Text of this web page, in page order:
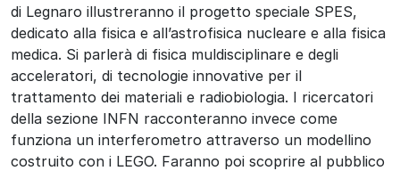
di Legnaro illustreranno il progetto speciale SPES,
dedicato alla fisica e all’astrofisica nucleare e alla fisica
medica. Si parlerà di fisica muldisciplinare e degli
acceleratori, di tecnologie innovative per il
trattamento dei materiali e radiobiologia. I ricercatori
della sezione INFN racconteranno invece come
funziona un interferometro attraverso un modellino
costruito con i LEGO. Faranno poi scoprire al pubblico